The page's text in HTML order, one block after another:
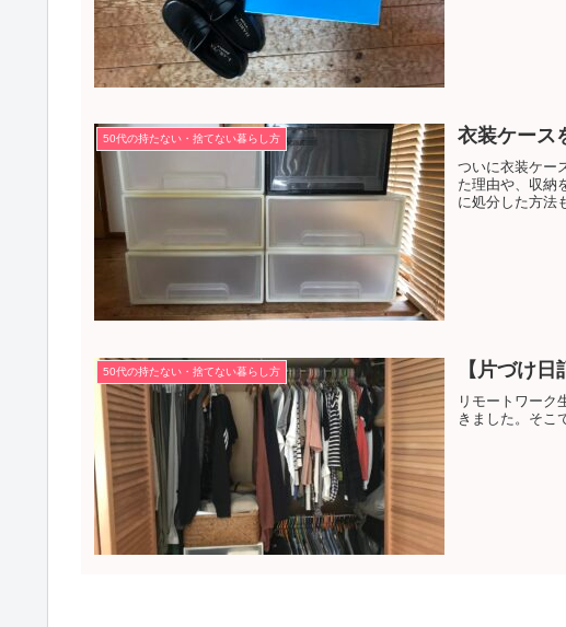
50代の持たない・捨てない暮らし方 衣装ケース
ついに衣装ケー
た理由や、収納
に処分した方法
50代の持たない・捨てない暮らし方 【片づけ
リモートワーク
きました。そこ